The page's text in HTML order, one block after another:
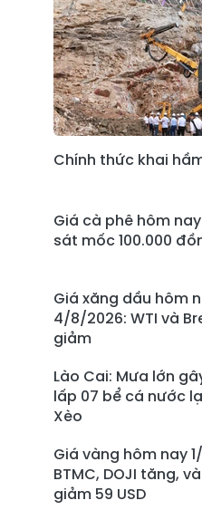
Chính thức khai
Giá cà phê hôm
sát mốc 100.000
Giá xăng dầu hôm
4/8/2026: WTI và
giảm
Lào Cai: Mưa lớn
lấp 07 bể cá nước
Xèo
Giá vàng hôm nay
BTMC, DOJI tăng,
giảm 59 USD